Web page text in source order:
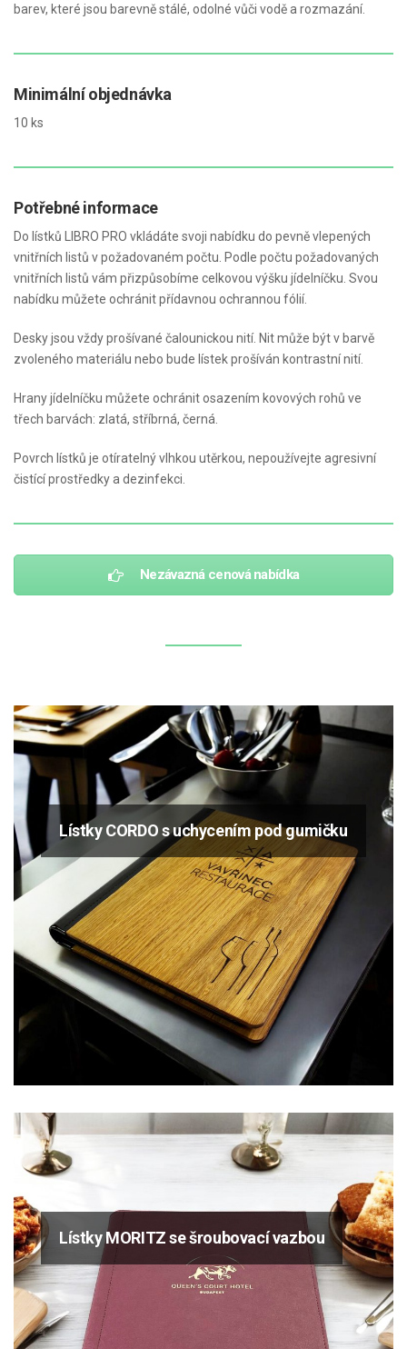
barev, které jsou barevně stálé, odolné vůči vodě a rozmazání.
Minimální objednávka
10 ks
Potřebné informace
Do lístků LIBRO PRO vkládáte svoji nabídku do pevně vlepených
vnitřních listů v požadovaném počtu. Podle počtu požadovaných
vnitřních listů vám přizpůsobíme celkovou výšku jídelníčku. Svou
nabídku můžete ochránit přídavnou ochrannou fólií.
Desky jsou vždy prošívané čalounickou nití. Nit může být v barvě
zvoleného materiálu nebo bude lístek prošíván kontrastní nití.
Hrany jídelníčku můžete ochránit osazením kovových rohů ve
třech barvách: zlatá, stříbrná, černá.
Povrch lístků je otíratelný vlhkou utěrkou, nepoužívejte agresivní
čistící prostředky a dezinfekci.
Nezávazná cenová nabídka
Lístky CORDO s uchycením pod gumičku
Lístky MORITZ se šroubovací vazbou